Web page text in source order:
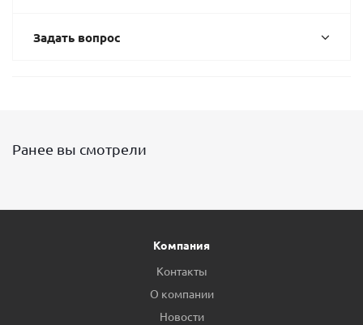
Задать вопрос
Ранее вы смотрели
Компания
Контакты
О компании
Новости